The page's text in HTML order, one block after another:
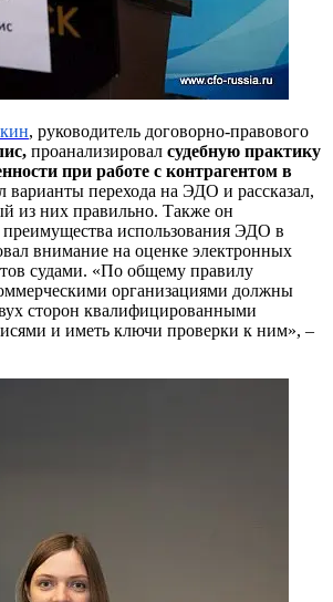
, руководитель договорно-правового
проанализировал судебную практику
при работе с контрагентом в
варианты перехода на ЭДО и рассказал,
из них правильно. Также он
использования ЭДО в
внимание на оценке электронных
судами. «По общему правилу
организациями должны
сторон квалифицированными
и иметь ключи проверки к ним», –